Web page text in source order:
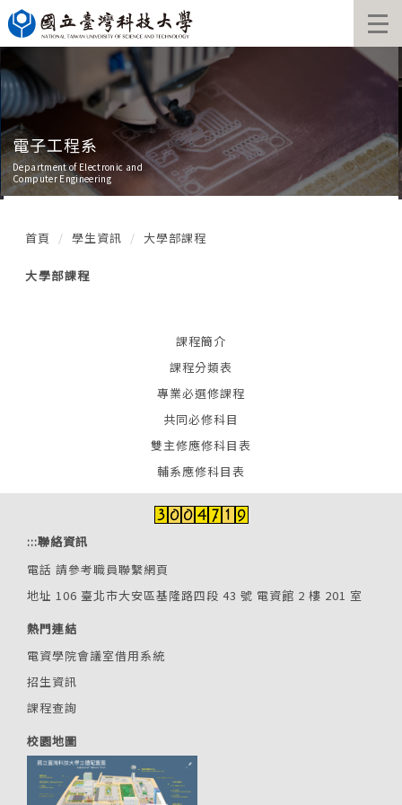
跳
到
主
內
容
區
電子工程系
Department of Electronic and
Computer Engineering
首頁 學生資訊 大學部課程
大學部課程
課程簡介
課程分類表
專業必選修課程
共同必修科目
雙主修應修科目表
輔系應修科目表
:::聯絡資訊
電話 請參考職員聯繫網頁
地址 106 臺北市大安區基隆路四段 43 號 電資館 2 樓 201 室
熱門連結
電資學院會議室借用系統
招生資訊
課程查詢
校園地圖